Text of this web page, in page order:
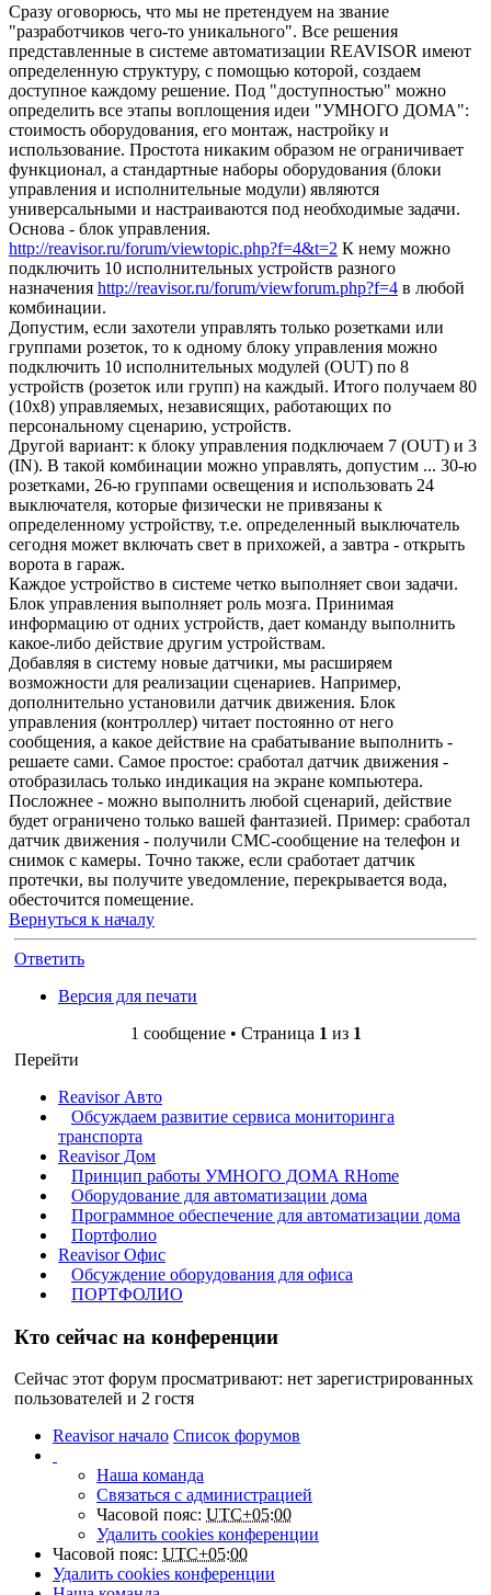
Сразу оговорюсь, что мы не претендуем на звание
"разработчиков чего-то уникального". Все решения
представленные в системе автоматизации REAVISOR имеют
определенную структуру, с помощью которой, создаем
доступное каждому решение. Под "доступностью" можно
определить все этапы воплощения идеи "УМНОГО ДОМА":
стоимость оборудования, его монтаж, настройку и
использование. Простота никаким образом не ограничивает
функционал, а стандартные наборы оборудования (блоки
управления и исполнительные модули) являются
универсальными и настраиваются под необходимые задачи.
Основа - блок управления.
http://reavisor.ru/forum/viewtopic.php?f=4&t=2 К нему можно
подключить 10 исполнительных устройств разного
назначения http://reavisor.ru/forum/viewforum.php?f=4 в любой
комбинации.
Допустим, если захотели управлять только розетками или
группами розеток, то к одному блоку управления можно
подключить 10 исполнительных модулей (OUT) по 8
устройств (розеток или групп) на каждый. Итого получаем 80
(10х8) управляемых, независящих, работающих по
персональному сценарию, устройств.
Другой вариант: к блоку управления подключаем 7 (OUT) и 3
(IN). В такой комбинации можно управлять, допустим ... 30-ю
розетками, 26-ю группами освещения и использовать 24
выключателя, которые физически не привязаны к
определенному устройству, т.е. определенный выключатель
сегодня может включать свет в прихожей, а завтра - открыть
ворота в гараж.
Каждое устройство в системе четко выполняет свои задачи.
Блок управления выполняет роль мозга. Принимая
информацию от одних устройств, дает команду выполнить
какое-либо действие другим устройствам.
Добавляя в систему новые датчики, мы расширяем
возможности для реализации сценариев. Например,
дополнительно установили датчик движения. Блок
управления (контроллер) читает постоянно от него
сообщения, а какое действие на срабатывание выполнить -
решаете сами. Самое простое: сработал датчик движения -
отобразилась только индикация на экране компьютера.
Посложнее - можно выполнить любой сценарий, действие
будет ограничено только вашей фантазией. Пример: сработал
датчик движения - получили СМС-сообщение на телефон и
снимок с камеры. Точно также, если сработает датчик
протечки, вы получите уведомление, перекрывается вода,
обесточится помещение.
Вернуться к началу
Ответить
Версия для печати
1 сообщение • Страница 1 из 1
Перейти
Reavisor Авто
Обсуждаем развитие сервиса мониторинга
транспорта
Reavisor Дом
Принцип работы УМНОГО ДОМА RHome
Оборудование для автоматизации дома
Программное обеспечение для автоматизации дома
Портфолио
Reavisor Офис
Обсуждение оборудования для офиса
ПОРТФОЛИО
Кто сейчас на конференции
Сейчас этот форум просматривают: нет зарегистрированных
пользователей и 2 гостя
Reavisor начало Список форумов
Наша команда
Связаться с администрацией
Часовой пояс: UTC+05:00
Удалить cookies конференции
Часовой пояс: UTC+05:00
Удалить cookies конференции